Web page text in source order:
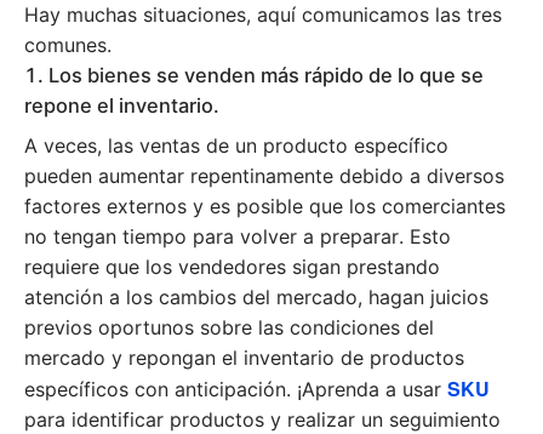
Hay muchas situaciones, aquí comunicamos las tres
comunes.
1. Los bienes se venden más rápido de lo que se
repone el inventario.
A veces, las ventas de un producto específico
pueden aumentar repentinamente debido a diversos
factores externos y es posible que los comerciantes
no tengan tiempo para volver a preparar. Esto
requiere que los vendedores sigan prestando
atención a los cambios del mercado, hagan juicios
previos oportunos sobre las condiciones del
mercado y repongan el inventario de productos
específicos con anticipación. ¡Aprenda a usar SKU
para identificar productos y realizar un seguimiento